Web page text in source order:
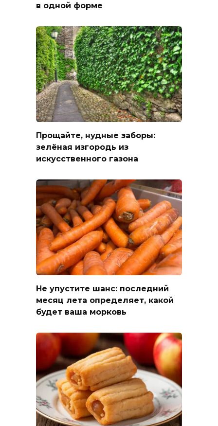
в одной форме
Прощайте, нудные заборы:
зелёная изгородь из
искусственного газона
Не упустите шанс: последний
месяц лета определяет, какой
будет ваша морковь